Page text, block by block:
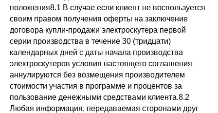
удобном мессенджере.
Информация размещенная на сайте,
Политика конфиденциальности